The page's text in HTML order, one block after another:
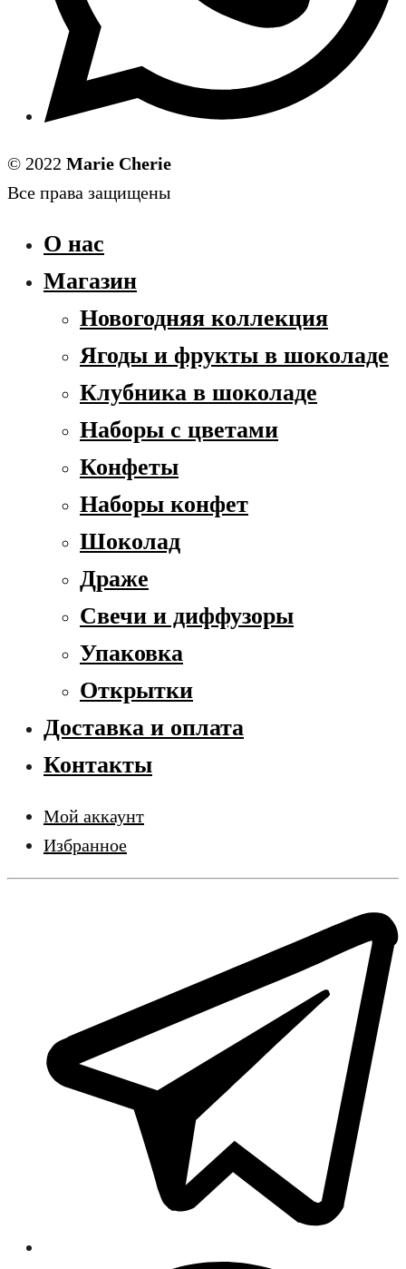
© 2022 Marie Cherie
Все права защищены
О нас
Магазин
Новогодняя коллекция
Ягоды и фрукты в шоколаде
Клубника в шоколаде
Наборы с цветами
Конфеты
Наборы конфет
Шоколад
Драже
Свечи и диффузоры
Упаковка
Открытки
Доставка и оплата
Контакты
Мой аккаунт
Избранное